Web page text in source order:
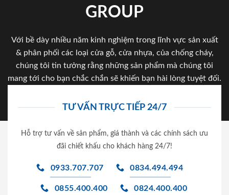
GROUP
Với bề dày nhiều năm kinh nghiệm trong lĩnh vực sản xuất
& phân phối các loại cửa gỗ, cửa nhựa, của chống cháy,
chúng tôi tin tưởng rằng những sản phẩm mà chúng tôi
mang tới cho bạn chắc chắn sẽ khiến bạn hài lòng tuyệt đối.
TƯ VẤN TRỰC TIẾP 24/7
Hỗ trợ tư vấn về sản phẩm, giá thành và các chính sách ưu
đãi chiết khấu cho khách hàng 24/7!
0933.707.707 0834.494.494
0855.400.400 0824.400.400